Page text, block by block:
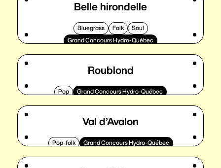
Belle hirondelle
Bluegrass Folk
Soul
Grand Concours Hydro-Québec
Roublond
Pop Grand Concours Hydro-Québec
Val d’Avalon
Pop-folk Grand Concours Hydro-Québec